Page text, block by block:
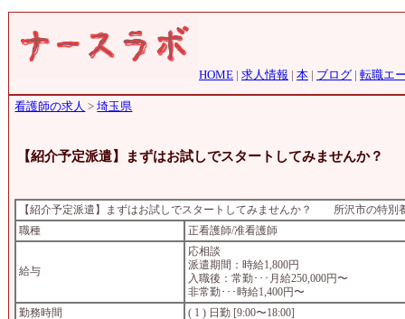
HOME | 求人情報 | 本 | ブログ | 転職エ
看護師の求人 >埼玉県
【紹介予定派遣】まずはお試しでスタートしてみませんか
【紹介予定派遣】まずはお試しでスタートしてみませんか？ 所沢市の特別
職種
正看護師/准看護師
給与
応相談
派遣期間：時給1,800円
入職後：常勤･･･月給250,000円〜
非常勤･･･時給1,400円〜
勤務時間
( 1 ) 日勤 [9:00〜18:00]